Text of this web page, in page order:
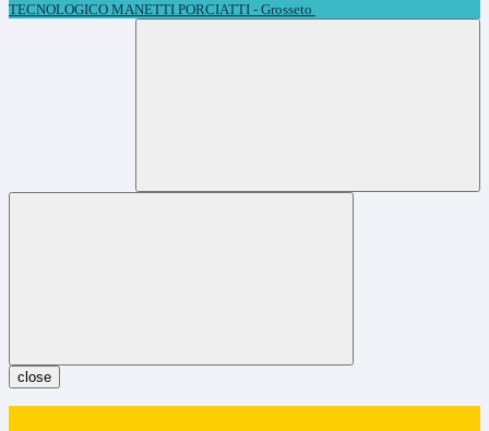
TECNOLOGICO MANETTI PORCIATTI - Grosseto
close